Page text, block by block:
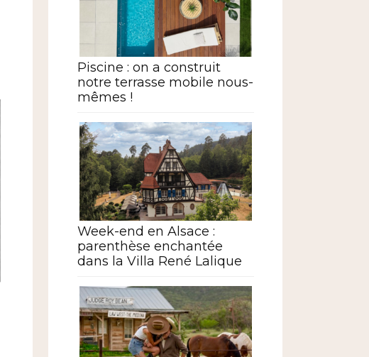
Piscine : on a construit
notre terrasse mobile nous-
mêmes !
Week-end en Alsace :
parenthèse enchantée
dans la Villa René Lalique